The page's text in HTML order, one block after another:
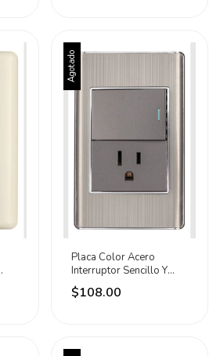
Agotado
Placa Color Acero
Interruptor Sencillo Y
Contacto Volteck Gris
$108.00